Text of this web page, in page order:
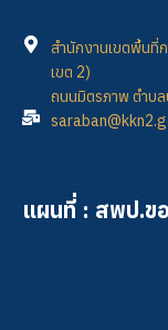
สำนักงานเขตพื้นที่
เขต 2)
ถนนมิตรภาพ ตำบ
แผนที่ : สพป.ข